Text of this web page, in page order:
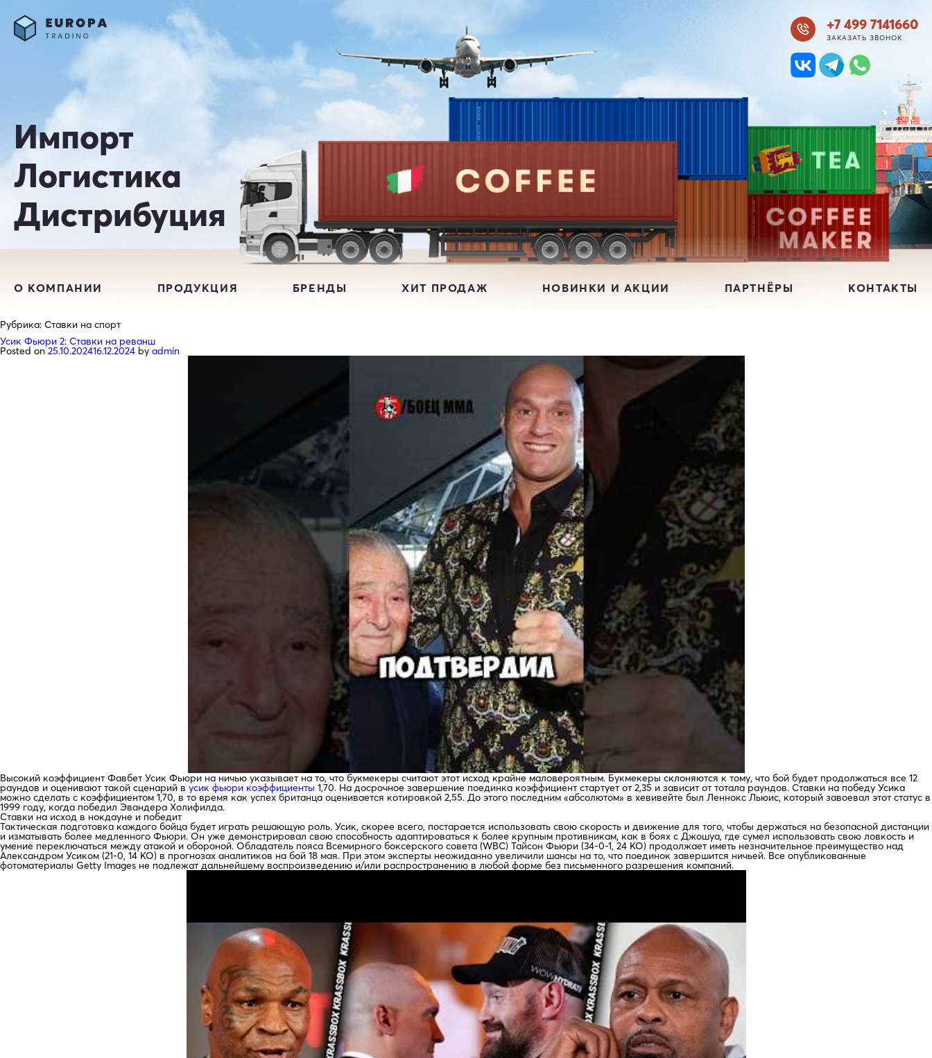
+7 499 7141660
ЗАКАЗАТЬ ЗВОНОК
Импорт
Логистика
Дистрибуция
О КОМПАНИИ ПРОДУКЦИЯ БРЕНДЫ ХИТ ПРОДАЖ НОВИНКИ И АКЦИИ ПАРТНЁРЫ КОНТАКТЫ
Рубрика: Ставки на спорт
Усик Фьюри 2: Ставки на реванш
Posted on25.10.202416.12.2024 by admin
Высокий коэффициент Фавбет Усик Фьюри на ничью указывает на то, что букмекеры считают этот исход крайне маловероятным. Букмекеры склоняются к тому, что бой будет продолжаться все 12
раундов и оценивают такой сценарий в усик фьюри коэффициенты 1,70. На досрочное завершение поединка коэффициент стартует от 2,35 и зависит от тотала раундов. Ставки на победу Усика
можно сделать с коэффициентом 1,70, в то время как успех британца оценивается котировкой 2,55. До этого последним «абсолютом» в хевивейте был Леннокс Льюис, который завоевал этот статус в
1999 году, когда победил Эвандера Холифилда.
Ставки на исход в нокдауне и победит
Тактическая подготовка каждого бойца будет играть решающую роль. Усик, скорее всего, постарается использовать свою скорость и движение для того, чтобы держаться на безопасной дистанции
и изматывать более медленного Фьюри. Он уже демонстрировал свою способность адаптироваться к более крупным противникам, как в боях с Джошуа, где сумел использовать свою ловкость и
умение переключаться между атакой и обороной. Обладатель пояса Всемирного боксерского совета (WBC) Тайсон Фьюри (34-0-1, 24 КО) продолжает иметь незначительное преимущество над
Александром Усиком (21-0, 14 КО) в прогнозах аналитиков на бой 18 мая. При этом эксперты неожиданно увеличили шансы на то, что поединок завершится ничьей. Все опубликованные
фотоматериалы Getty Images не подлежат дальнейшему воспроизведению и/или распространению в любой форме без письменного разрешения компаний.